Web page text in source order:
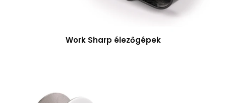
Work Sharp élezőgépek